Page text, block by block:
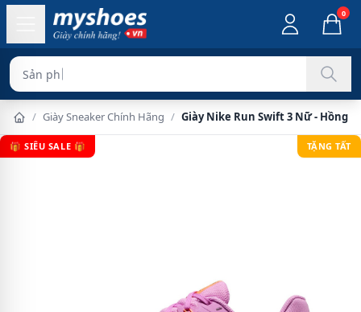
0
Sản phẩm chính hã
/ Giày Sneaker Chính Hãng / Giày Nike Run Swift 3 Nữ - Hồng
🎁 SIÊU SALE 🎁 TẶNG TẤT